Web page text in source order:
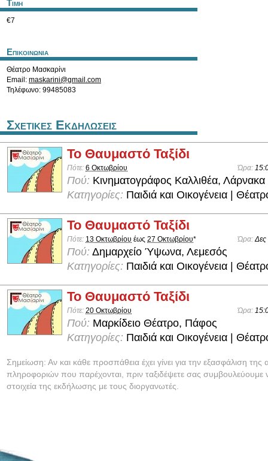
Τιμη
€7
Επικοινωνια
Θέατρο Μασκαρίνι
Email: maskarini@gmail.com
Τηλέφωνο: 99485083
Σχετικες Εκδηλωσεις
Το Θαυμαστό Ταξίδι
Πότε: 6 Οκτωβρίου Ώρα:
Πού: Κινηματογράφος Καλλιθέα, Λάρνακα
Κατηγορίες: Παιδιά και Οικογένεια |
Το Θαυμαστό Ταξίδι
Πότε: 13 Οκτωβρίου έως 27 Οκτωβρίου* Ώρα:Δες
Πού: Δημαρχείο Ύψωνα, Λεμεσός
Κατηγορίες: Παιδιά και Οικογένεια |
Το Θαυμαστό Ταξίδι
Πότε: 20 Οκτωβρίου Ώρα:
Πού: Μαρκίδειο Θέατρο, Πάφος
Κατηγορίες: Παιδιά και Οικογένεια |
Σημείωση: Αν και κάθε προσπάθεια έχει γίνει για την εξασφάλιση της
πληροφοριών που παρέχονται, πριν ταξιδέψετε σας συμβουλεύουμε
στοιχεία της εκδήλωσης με τους διοργανωτές.